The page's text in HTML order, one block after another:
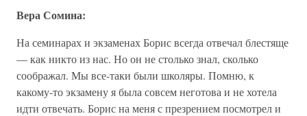
Вера Сомина:
На семинарах и экзаменах Борис всегда отвечал блестяще
— как никто из нас. Но он не столько знал, сколько
соображал. Мы все-таки были школяры. Помню, к
какому-то экзамену я была совсем неготова и не хотела
идти отвечать. Борис на меня с презрением посмотрел и